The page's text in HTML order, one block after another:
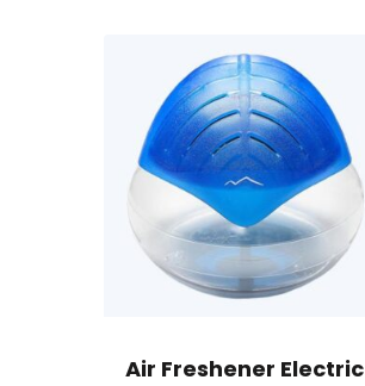
Air Freshener Electric